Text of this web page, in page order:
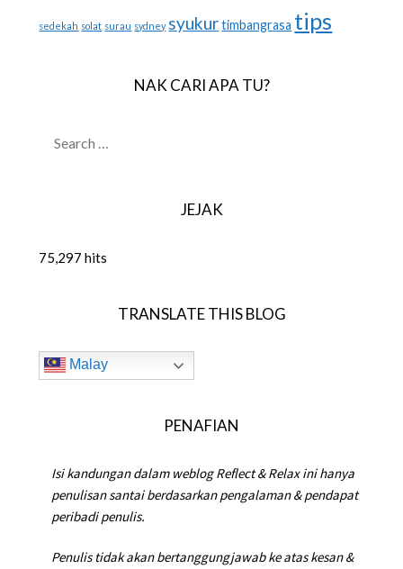
sedekah solat surau sydney syukur timbangrasa tips
NAK CARI APA TU?
JEJAK
75,297 hits
TRANSLATE THIS BLOG
Malay
PENAFIAN
Isi kandungan dalam weblog Reflect & Relax ini hanya
penulisan santai berdasarkan pengalaman & pendapat
peribadi penulis.
Penulis tidak akan bertanggungjawab ke atas kesan &